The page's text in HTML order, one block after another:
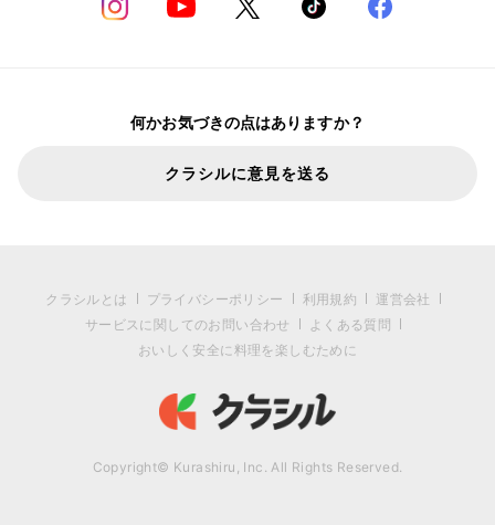
何かお気づきの点はありますか？
クラシルに意見を送る
クラシルとは プライバシーポリシー 利用規約
運営会社
サービスに関してのお問い合わせ
よくある質問
おいしく安全に料理を楽しむために
Copyright© Kurashiru, Inc. All Rights Reserved.